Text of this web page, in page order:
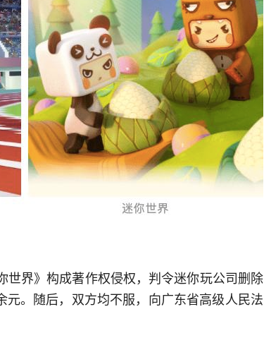
界》构成著作权侵权，判令迷你玩公司删除
。随后，双方均不服，向广东省高级人民法